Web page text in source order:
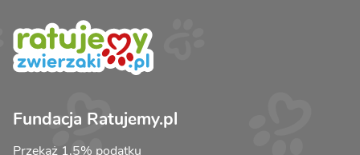
Fundacja Ratujemy.pl
Przekaż 1,5% podatku